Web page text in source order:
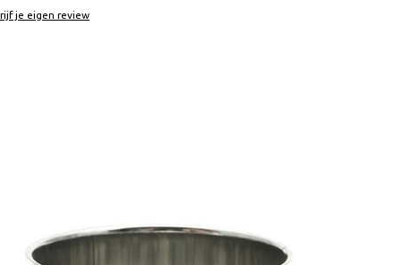
je eigen review